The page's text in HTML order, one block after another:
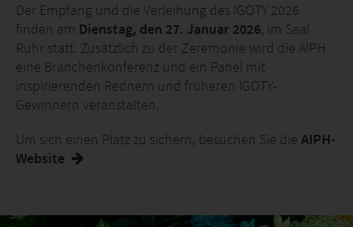
Der Empfang und die Verleihung des IGOTY 2026
finden am Dienstag, den 27. Januar 2026, im Saal
Ruhr statt. Zusätzlich zu der Zeremonie wird die AIPH
eine Branchenkonferenz und ein Panel mit
inspirierenden Rednern und früheren IGOTY-
Gewinnern veranstalten.
Um sich einen Platz zu sichern, besuchen Sie die AIPH-
Website